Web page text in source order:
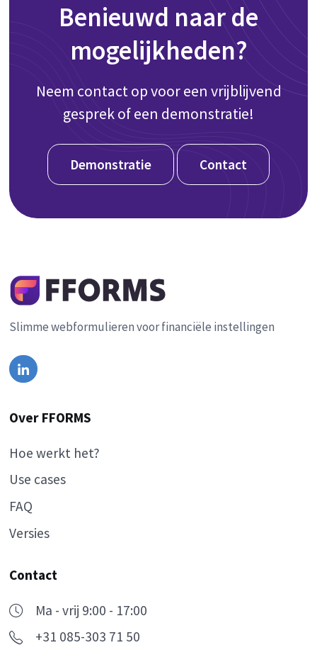
Benieuwd naar de
mogelijkheden?
Neem contact op voor een vrijblijvend
gesprek of een demonstratie!
Demonstratie Contact
Slimme webformulieren voor financiële instellingen
Over FFORMS
Hoe werkt het?
Use cases
FAQ
Versies
Contact
Ma - vrij 9:00 - 17:00
+31 085-303 71 50